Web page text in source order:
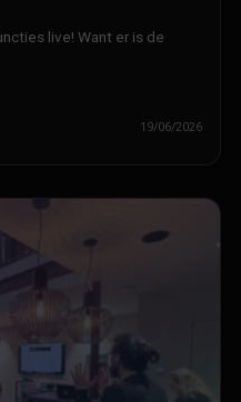
19/06/2026
live! Want er is de